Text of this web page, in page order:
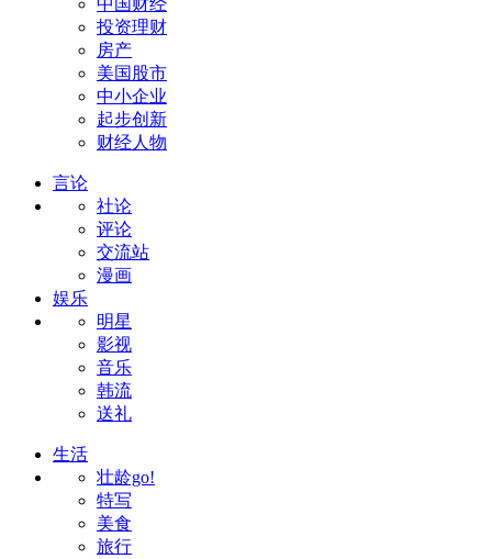
中国财经
投资理财
房产
美国股市
中小企业
起步创新
财经人物
言论
社论
评论
交流站
漫画
娱乐
明星
影视
音乐
韩流
送礼
生活
壮龄go!
特写
美食
旅行